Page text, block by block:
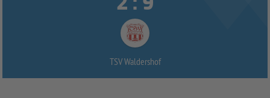
TSV Waldershof